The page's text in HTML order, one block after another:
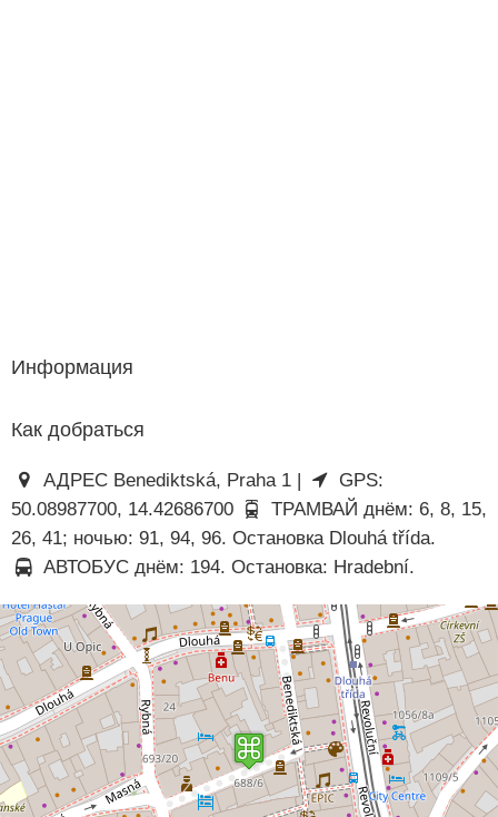
Информация
Как добраться
АДРЕС Benediktská, Praha 1 |
GPS:
50.08987700, 14.42686700
ТРАМВАЙ днём: 6, 8, 15,
26, 41; ночью: 91, 94, 96. Остановка Dlouhá třída.
АВТОБУС днём: 194. Остановка: Hradební.